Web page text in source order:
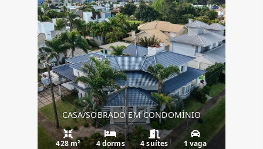
CASA/SOBRADO EM CONDOMÍNIO
428 m² 4 dorms 4 suítes 1 vaga